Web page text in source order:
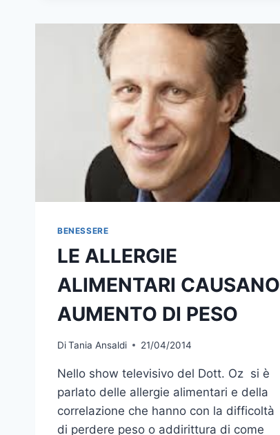
SALE
BENESSERE
LE ALLERGIE
ALIMENTARI CAUSANO
AUMENTO DI PESO
DiTania Ansaldi 21/04/2014
Nello show televisivo del Dott. Oz si è
parlato delle allergie alimentari e della
correlazione che hanno con la difficoltà
di perdere peso o addirittura di come